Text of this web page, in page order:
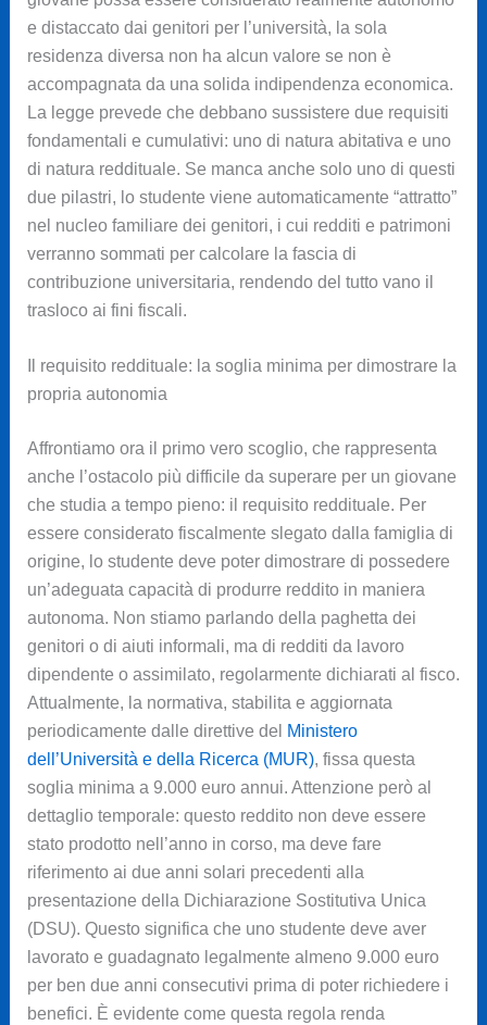
e distaccato dai genitori per l’università, la sola
residenza diversa non ha alcun valore se non è
accompagnata da una solida indipendenza economica.
La legge prevede che debbano sussistere due requisiti
fondamentali e cumulativi: uno di natura abitativa e uno
di natura reddituale. Se manca anche solo uno di questi
due pilastri, lo studente viene automaticamente “attratto”
nel nucleo familiare dei genitori, i cui redditi e patrimoni
verranno sommati per calcolare la fascia di
contribuzione universitaria, rendendo del tutto vano il
trasloco ai fini fiscali.
Il requisito reddituale: la soglia minima per dimostrare la
propria autonomia
Affrontiamo ora il primo vero scoglio, che rappresenta
anche l’ostacolo più difficile da superare per un giovane
che studia a tempo pieno: il requisito reddituale. Per
essere considerato fiscalmente slegato dalla famiglia di
origine, lo studente deve poter dimostrare di possedere
un’adeguata capacità di produrre reddito in maniera
autonoma. Non stiamo parlando della paghetta dei
genitori o di aiuti informali, ma di redditi da lavoro
dipendente o assimilato, regolarmente dichiarati al fisco.
Attualmente, la normativa, stabilita e aggiornata
periodicamente dalle direttive del
Ministero
dell’Università e della Ricerca (MUR), fissa questa
soglia minima a 9.000 euro annui. Attenzione però al
dettaglio temporale: questo reddito non deve essere
stato prodotto nell’anno in corso, ma deve fare
riferimento ai due anni solari precedenti alla
presentazione della Dichiarazione Sostitutiva Unica
(DSU). Questo significa che uno studente deve aver
lavorato e guadagnato legalmente almeno 9.000 euro
per ben due anni consecutivi prima di poter richiedere i
benefici. È evidente come questa regola renda